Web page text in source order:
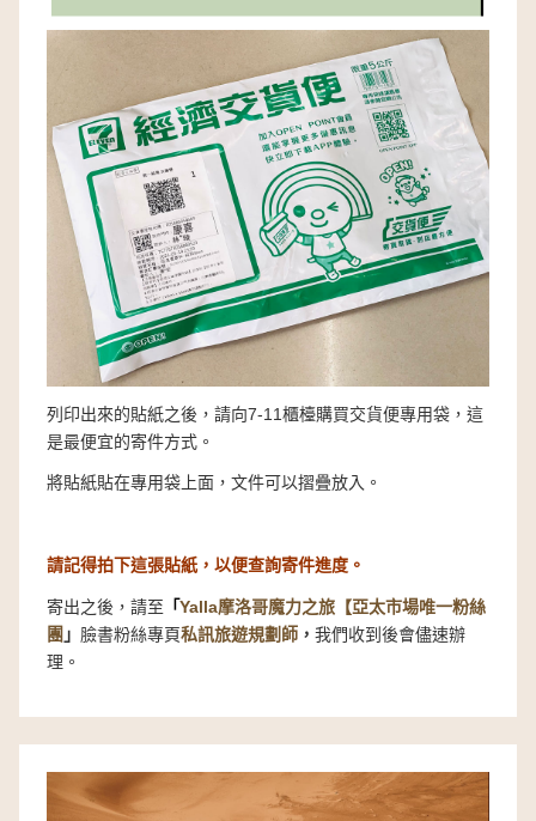
列印出來的貼紙之後，請向7-11櫃檯購買交貨便專用袋，這
是最便宜的寄件方式。
將貼紙貼在專用袋上面，文件可以摺疊放入。
請記得拍下這張貼紙，以便查詢寄件進度。
寄出之後，請至 「Yalla摩洛哥魔力之旅【亞太市場唯一粉絲
團 」 臉書粉絲專頁私訊旅遊規劃師 ， 我們收到後會儘速辦
理。